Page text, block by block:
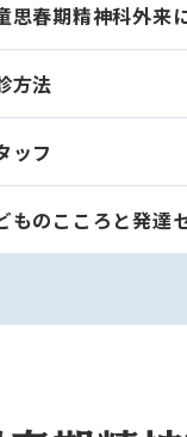
思春期精神科外来
方法
ッフ
ものこころと発達